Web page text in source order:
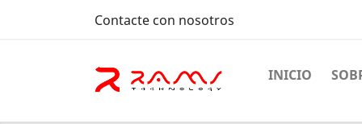
Contacte con nosotros
INICIO